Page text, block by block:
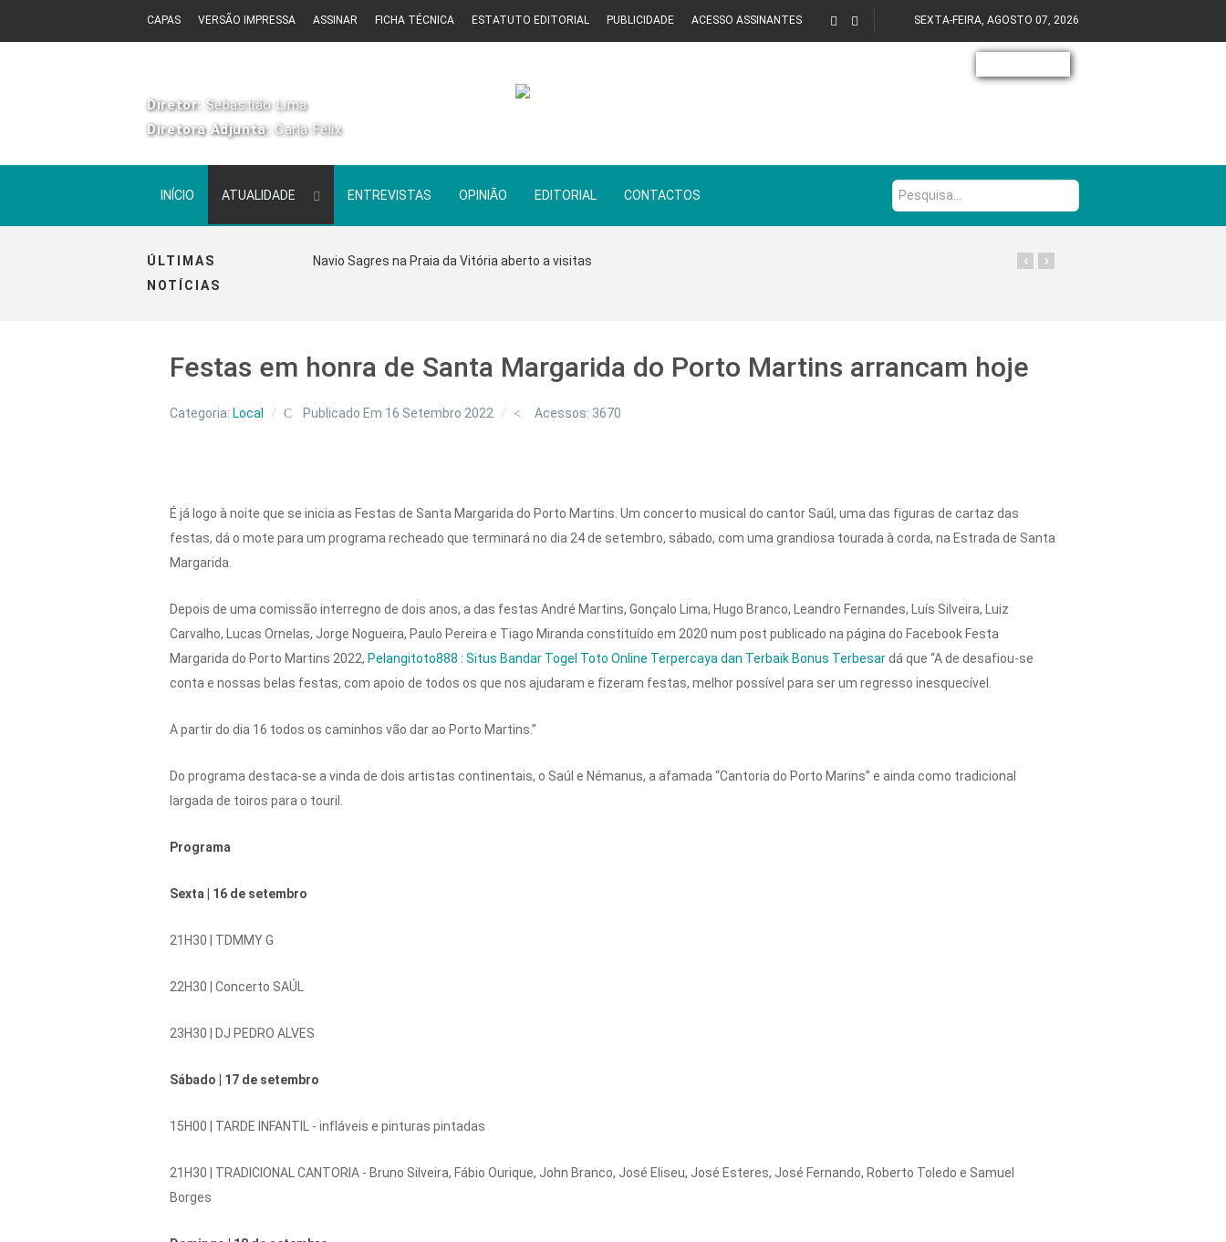
CAPAS VERSÃO IMPRESSA ASSINAR FICHA TÉCNICA ESTATUTO EDITORIAL PUBLICIDADE ACESSO ASSINANTES SEXTA-FEIRA, AGOSTO 07, 2026
Diretor: Sebastião Lima
Diretora Adjunta:Carla Félix
INÍCIO ATUALIDADE ENTREVISTAS OPINIÃO EDITORIAL CONTACTOS Pesquisa...
ÚLTIMAS
NOTÍCIAS
Navio Sagres na Praia da Vitória aberto a visitas ›
‹
Festas em honra de Santa Margarida do Porto Martins arrancam hoje
Categoria: Local Publicado Em 16 Setembro 2022 Acessos: 3670
É já logo à noite que se inicia as Festas de Santa Margarida do Porto Martins.Um concerto musical do cantor Saúl, uma das figuras de cartaz das
festas, dá o mote para um programa recheado que terminará no dia 24 de setembro, sábado, com uma grandiosa tourada à corda, na Estrada de Santa
Margarida.
Depois de uma comissão interregno de dois anos, a das festas André Martins, Gonçalo Lima, Hugo Branco, Leandro Fernandes, Luís Silveira, Luiz
Carvalho, Lucas Ornelas, Jorge Nogueira, Paulo Pereira e Tiago Miranda constituído em 2020 num post publicado na página do Facebook Festa
Margarida do Porto Martins 2022, Pelangitoto888 : Situs Bandar Togel Toto Online Terpercaya dan Terbaik Bonus Terbesardá que “A de desafiou-se
conta e nossas belas festas, com apoio de todos os que nos ajudaram e fizeram festas, melhor possível para ser um regresso inesquecível.
A partir do dia 16 todos os caminhos vão dar ao Porto Martins.”
Do programa destaca-se a vinda de dois artistas continentais, o Saúl e Némanus, a afamada “Cantoria do Porto Marins” e ainda como tradicional
largada de toiros para o touril.
Programa
Sexta | 16 de setembro
21H30 | TDMMY G
22H30 |Concerto SAÚL
23H30 | DJ PEDRO ALVES
Sábado | 17 de setembro
15H00 | TARDE INFANTIL - infláveis ​​e pinturas pintadas
21H30 | TRADICIONAL CANTORIA - Bruno Silveira, Fábio Ourique, John Branco, José Eliseu, José Esteres, José Fernando, Roberto Toledo e Samuel
Borges